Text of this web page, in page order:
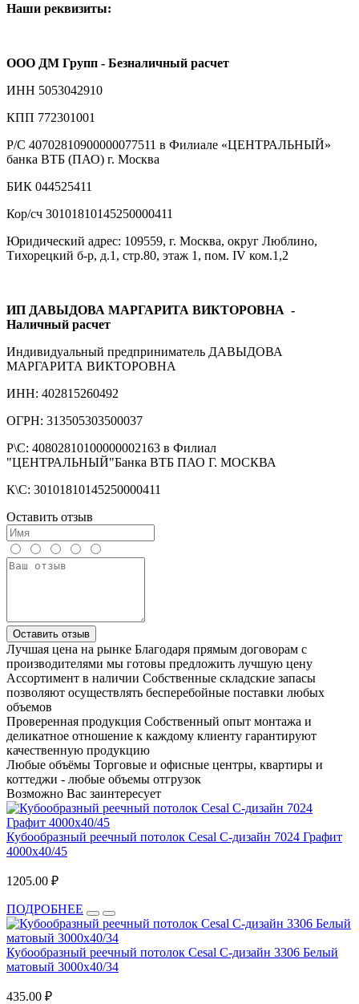
Наши реквизиты:
ООО ДМ Групп - Безналичный расчет
ИНН 5053042910
КПП 772301001
Р/С 40702810900000077511 в Филиале «ЦЕНТРАЛЬНЫЙ»
банка ВТБ (ПАО) г. Москва
БИК 044525411
Кор/сч 30101810145250000411
Юридический адрес: 109559, г. Москва, округ Люблино,
Тихорецкий б-р, д.1, стр.80, этаж 1, пом. IV ком.1,2
ИП ДАВЫДОВА МАРГАРИТА ВИКТОРОВНА -
Наличный расчет
Индивидуальный предприниматель ДАВЫДОВА
МАРГАРИТА ВИКТОРОВНА
ИНН: 402815260492
ОГРН: 313505303500037
Р\С: 40802810100000002163 в Филиал
"ЦЕНТРАЛЬНЫЙ"Банка ВТБ ПАО Г. МОСКВА
К\С: 30101810145250000411
Оставить отзыв
Оставить отзыв
Лучшая цена на рынке Благодаря прямым договорам с
производителями мы готовы предложить лучшую цену
Ассортимент в наличии Собственные складские запасы
позволяют осуществлять бесперебойные поставки любых
объемов
Проверенная продукция Собственный опыт монтажа и
деликатное отношение к каждому клиенту гарантируют
качественную продукцию
Любые объёмы Торговые и офисные центры, квартиры и
коттеджи - любые объемы отгрузок
Возможно Вас заинтересует
Кубообразный реечный потолок Cesal C-дизайн 7024 Графит
4000х40/45
1205.00 ₽
ПОДРОБНЕЕ
Кубообразный реечный потолок Cesal C-дизайн 3306 Белый
матовый 3000х40/34
435.00 ₽